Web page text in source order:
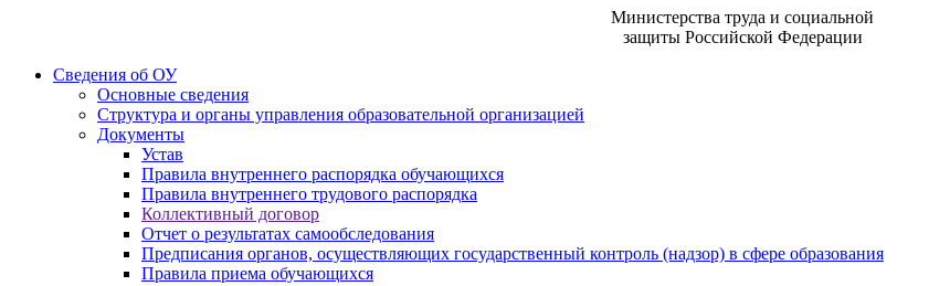
Министерства труда и социальной
защиты Российской Федерации
Сведения об ОУ
Основные сведения
Структура и органы управления образовательной организацией
Документы
Устав
Правила внутреннего распорядка обучающихся
Правила внутреннего трудового распорядка
Коллективный договор
Отчет о результатах самообследования
Предписания органов, осуществляющих государственный контроль (надзор) в сфере образования
Правила приема обучающихся